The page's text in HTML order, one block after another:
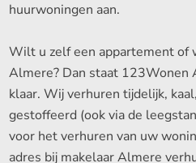
huurwoningen aan.
Wilt u zelf een appartement of
Almere? Dan staat 123Wonen
klaar. Wij verhuren tijdelijk,
gestoffeerd (ook via de
voor het verhuren van uw
adres bij makelaar Almere